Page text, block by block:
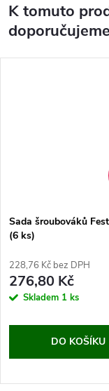
K tomuto
Sada šroubováků
(6 ks)
228,76 Kč bez DPH
276,80 Kč
Skladem 1 ks
DO KOŠÍKU